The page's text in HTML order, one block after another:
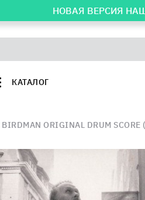
НОВАЯ ВЕРСИЯ
КАТАЛОГ
BIRDMAN ORIGINAL DRUM SCORE